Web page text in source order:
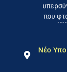
που
Νέο